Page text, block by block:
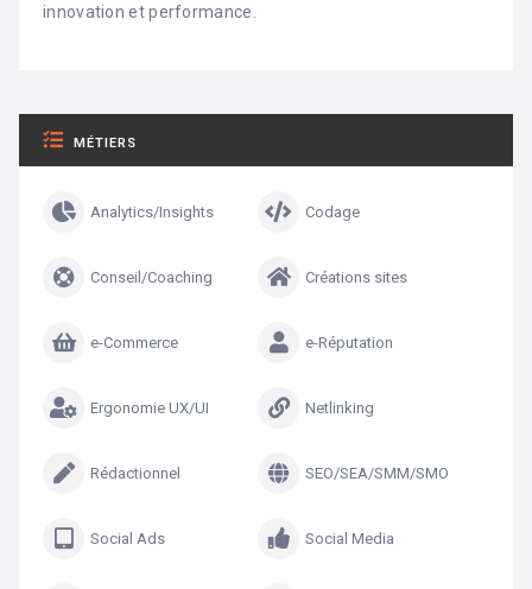
innovation et performance.
MÉTIERS
Analytics/Insights Codage
Conseil/Coaching Créations sites
e-Commerce e-Réputation
Ergonomie UX/UI Netlinking
Rédactionnel SEO/SEA/SMM/SMO
Social Ads Social Media